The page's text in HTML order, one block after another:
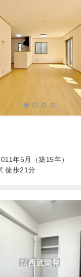
年5月（築15年）
徒歩21分